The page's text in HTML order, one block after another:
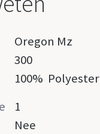
Oregon Mz
300
100% Polyester
1
Nee